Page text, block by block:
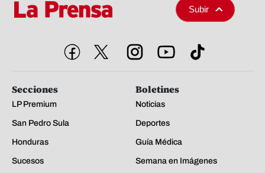
Subir
Secciones
LP Premium
San Pedro Sula
Honduras
Sucesos
Boletines
Noticias
Deportes
Guía Médica
Semana en Imágenes